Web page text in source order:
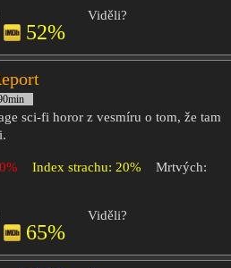
52%
Viděli?
sci-fi horor z vesmíru o tom, že tam
Index strachu: 20%
Mrtvých:
65%
Viděli?